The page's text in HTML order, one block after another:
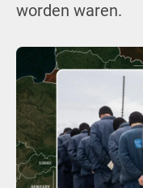
worden waren.